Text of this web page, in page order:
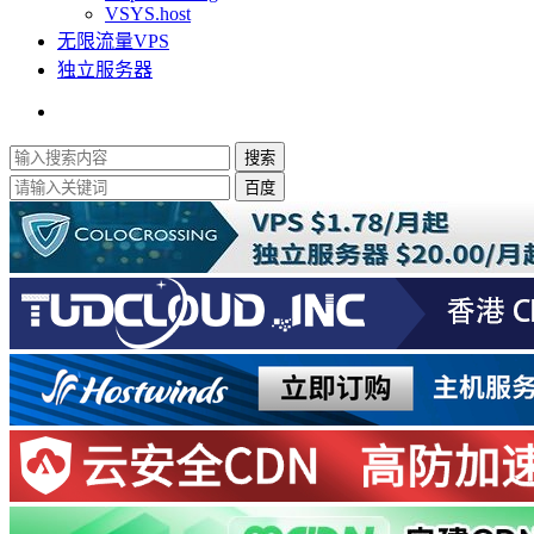
VSYS.host
无限流量VPS
独立服务器